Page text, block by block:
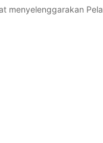
menyelenggarakan